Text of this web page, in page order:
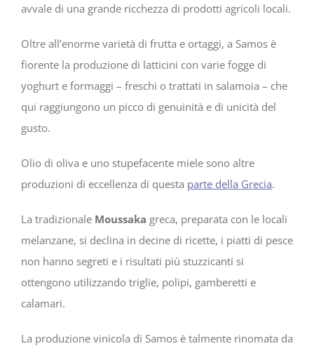
avvale di una grande ricchezza di prodotti agricoli locali.
Oltre all’enorme varietà di frutta e ortaggi, a Samos è
fiorente la produzione di latticini con varie fogge di
yoghurt e formaggi – freschi o trattati in salamoia – che
qui raggiungono un picco di genuinità e di unicità del
gusto.
Olio di oliva e uno stupefacente miele sono altre
produzioni di eccellenza di questa parte della Grecia.
La tradizionale Moussaka greca, preparata con le locali
melanzane, si declina in decine di ricette, i piatti di pesce
non hanno segreti e i risultati più stuzzicanti si
ottengono utilizzando triglie, polipi, gamberetti e
calamari.
La produzione vinicola di Samos è talmente rinomata da